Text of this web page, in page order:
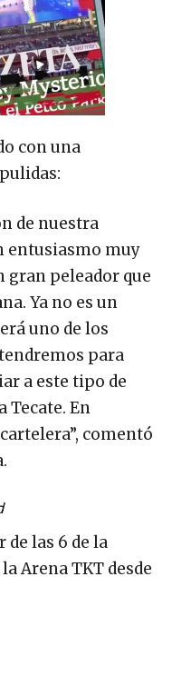
con una
de nuestra
entusiasmo muy
gran peleador que
Ya no es un
uno de los
para
a este tipo de
Tecate. En
comentó
las 6 de la
Arena TKT desde